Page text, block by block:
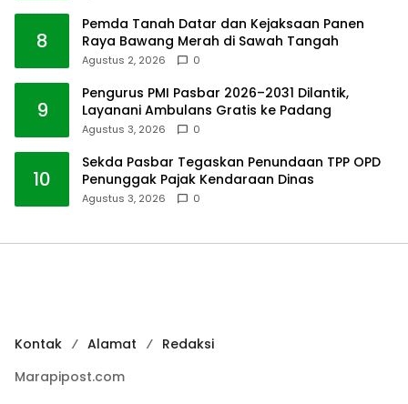
8
Pemda Tanah Datar dan Kejaksaan Panen
Raya Bawang Merah di Sawah Tangah
Agustus 2, 2026 0
9
Pengurus PMI Pasbar 2026–2031 Dilantik,
Layanani Ambulans Gratis ke Padang
Agustus 3, 2026 0
10
Sekda Pasbar Tegaskan Penundaan TPP OPD
Penunggak Pajak Kendaraan Dinas
Agustus 3, 2026 0
Kontak Alamat
Redaksi
Marapipost.com